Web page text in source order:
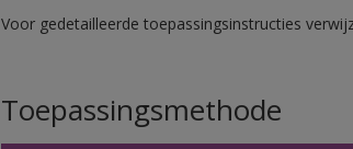
Voor gedetailleerde toepassingsinstructies
Toepassingsmethode